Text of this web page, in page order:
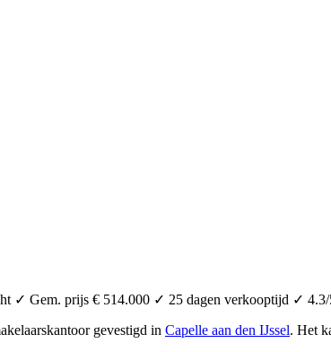
✓ Gem. prijs € 514.000 ✓ 25 dagen verkooptijd ✓
gevestigd in Capelle aan den IJssel. Het